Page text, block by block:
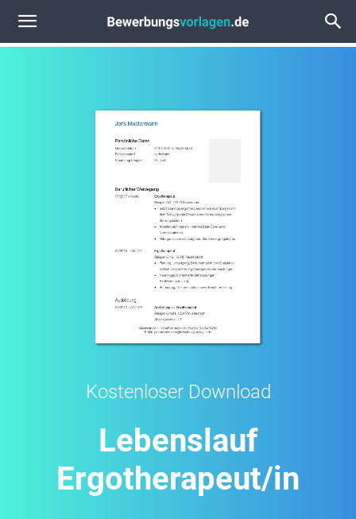
Kostenloser Download
Lebenslauf
Ergotherapeut/in